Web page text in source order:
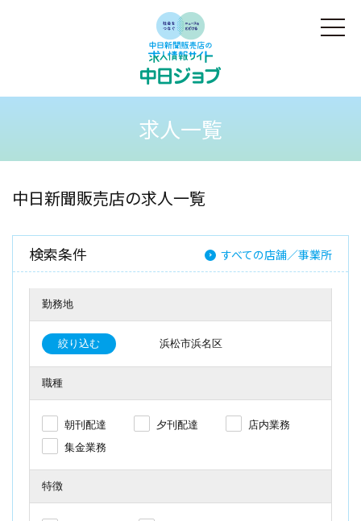
求人一覧
中日新聞販売店の求人一覧
検索条件 すべての店舗／事業所
勤務地
絞り込む 浜松市浜名区
職種
朝刊配達 夕刊配達
店内業務
集金業務
特徴